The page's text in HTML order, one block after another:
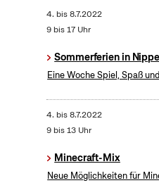
4. bis8.7.2022
9 bis 17 Uhr
Sommerferien in
Eine Woche Spiel, Spaß
4. bis8.7.2022
9 bis 13 Uhr
Minecraft-Mix
Neue Möglichkeiten für